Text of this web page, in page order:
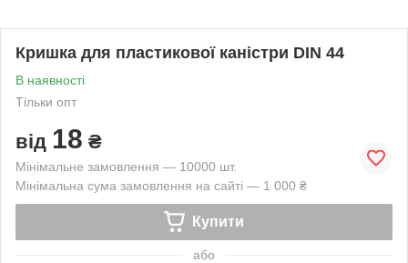
Кришка для пластикової каністри DIN 44
В наявності
Тільки опт
від 18 ₴
Мінімальне замовлення — 10000 шт.
Мінімальна сума замовлення на сайті — 1 000 ₴
Купити
або